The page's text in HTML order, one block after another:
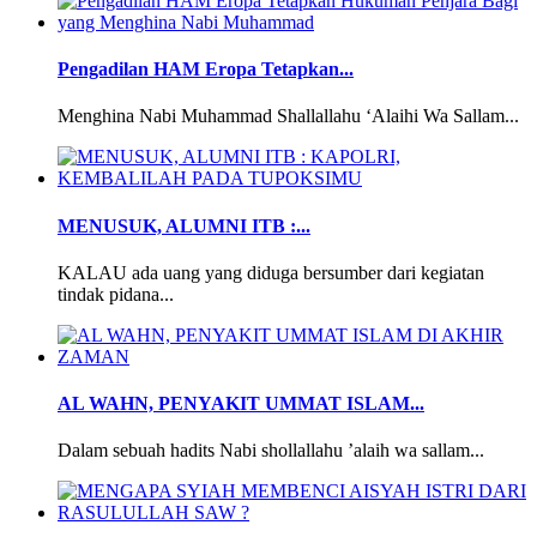
Pengadilan HAM Eropa Tetapkan...
Menghina Nabi Muhammad Shallallahu ‘Alaihi Wa Sallam...
MENUSUK, ALUMNI ITB :...
KALAU ada uang yang diduga bersumber dari kegiatan
tindak pidana...
AL WAHN, PENYAKIT UMMAT ISLAM...
Dalam sebuah hadits Nabi shollallahu ’alaih wa sallam...